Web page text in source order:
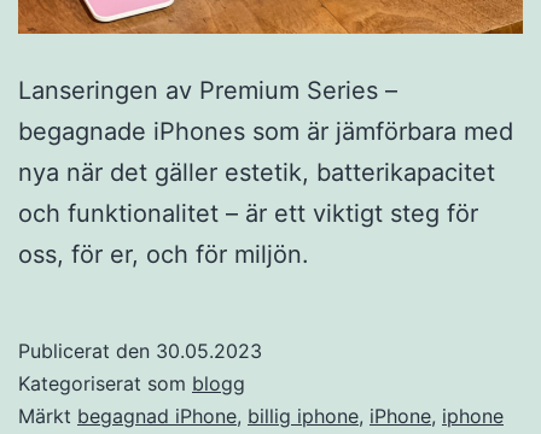
Lanseringen av Premium Series –
begagnade iPhones som är jämförbara med
nya när det gäller estetik, batterikapacitet
och funktionalitet – är ett viktigt steg för
oss, för er, och för miljön.
Publicerat den 30.05.2023
Kategoriserat som blogg
Märkt begagnad iPhone, billig iphone, iPhone, iphone